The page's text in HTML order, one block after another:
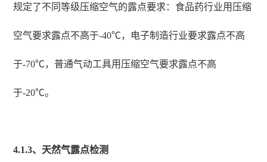
规定了不同等级压缩空气的露点要求：食品药行业用压缩
空气要求露点不高于-40℃，电子制造行业要求露点不高
于-70℃，普通气动工具用压缩空气要求露点不高
于-20℃。
4.1.3、天然气露点检测